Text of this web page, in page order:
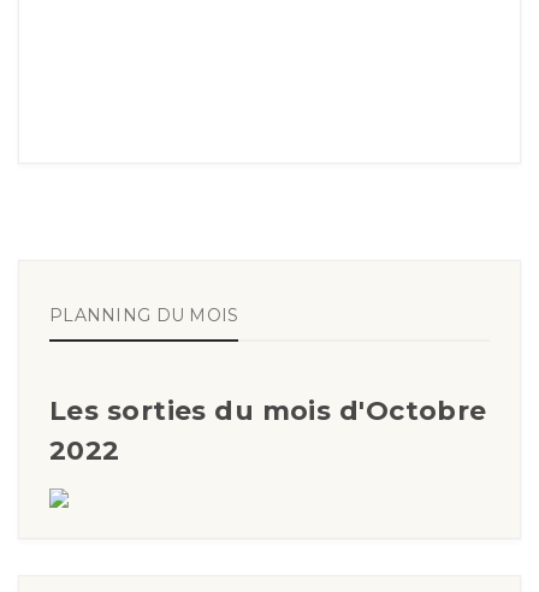
PLANNING DU MOIS
Les sorties du mois d'Octobre
2022